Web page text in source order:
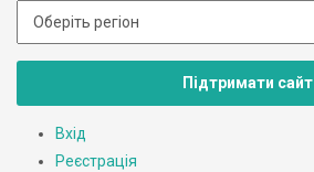
Підтримати сайт
Вхід
Реєстрація